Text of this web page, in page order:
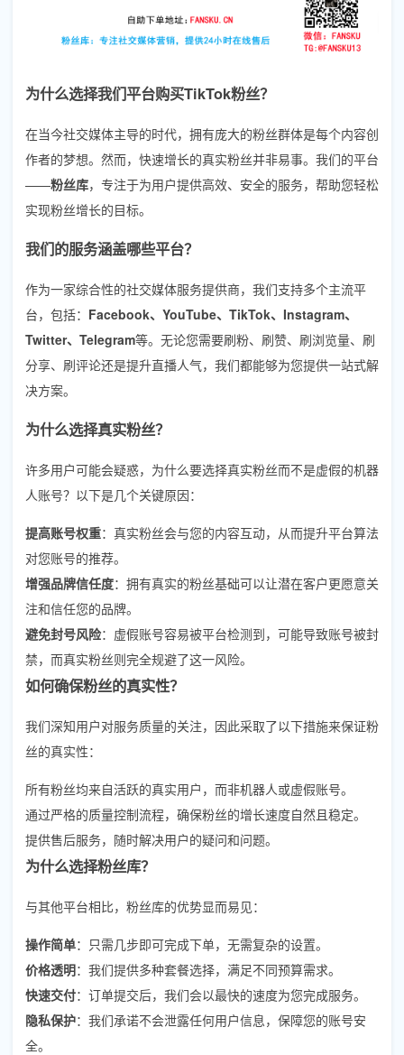
为什么选择我们平台购买TikTok粉丝？
在当今社交媒体主导的时代，拥有庞大的粉丝群体是每个内容创
作者的梦想。然而，快速增长的真实粉丝并非易事。我们的平台
——粉丝库，专注于为用户提供高效、安全的服务，帮助您轻松
实现粉丝增长的目标。
我们的服务涵盖哪些平台？
作为一家综合性的社交媒体服务提供商，我们支持多个主流平
台，包括： Facebook、YouTube、TikTok、Instagram、
Twitter、Telegram等。无论您需要刷粉、刷赞、刷浏览量、刷
分享、刷评论还是提升直播人气，我们都能够为您提供一站式解
决方案。
为什么选择真实粉丝？
许多用户可能会疑惑，为什么要选择真实粉丝而不是虚假的机器
人账号？以下是几个关键原因：
提高账号权重：真实粉丝会与您的内容互动，从而提升平台算法
对您账号的推荐。
增强品牌信任度：拥有真实的粉丝基础可以让潜在客户更愿意关
注和信任您的品牌。
避免封号风险：虚假账号容易被平台检测到，可能导致账号被封
禁，而真实粉丝则完全规避了这一风险。
如何确保粉丝的真实性？
我们深知用户对服务质量的关注，因此采取了以下措施来保证粉
丝的真实性：
所有粉丝均来自活跃的真实用户，而非机器人或虚假账号。
通过严格的质量控制流程，确保粉丝的增长速度自然且稳定。
提供售后服务，随时解决用户的疑问和问题。
为什么选择粉丝库？
与其他平台相比，粉丝库的优势显而易见：
操作简单：只需几步即可完成下单，无需复杂的设置。
价格透明：我们提供多种套餐选择，满足不同预算需求。
快速交付：订单提交后，我们会以最快的速度为您完成服务。
隐私保护：我们承诺不会泄露任何用户信息，保障您的账号安
全。